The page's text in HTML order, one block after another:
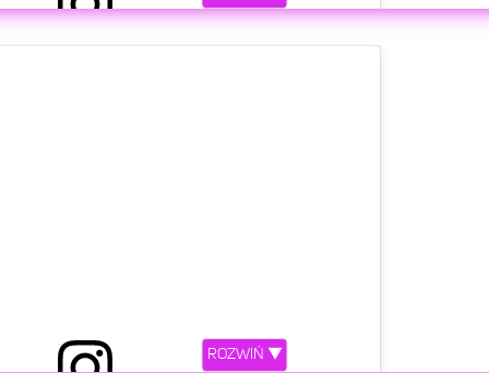
Małgorzata Rozenek-Majdan (@m_rozenek)
ROZWIŃ ▼